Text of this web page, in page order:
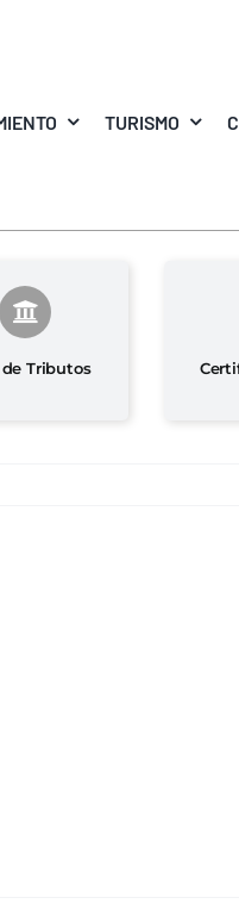
TURISMO
de Tributos